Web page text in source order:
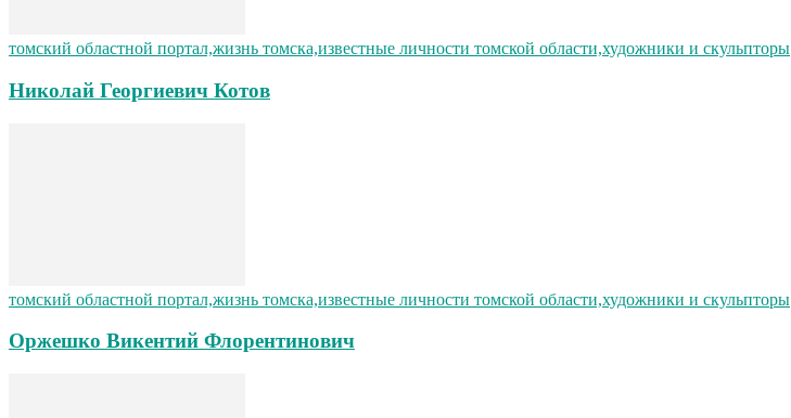
томский областной портал,жизнь томска,известные личности томской области,художники и скульпторы
Николай Георгиевич Котов
томский областной портал,жизнь томска,известные личности томской области,художники и скульпторы
Оржешко Викентий Флорентинович